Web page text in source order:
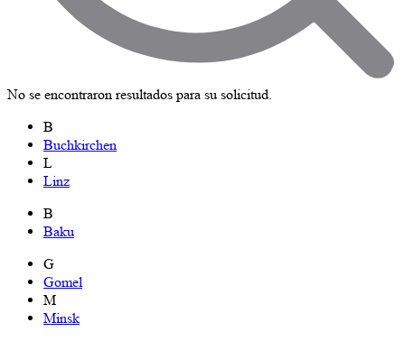
No se encontraron resultados para su solicitud.
B
Buchkirchen
L
Linz
B
Baku
G
Gomel
M
Minsk